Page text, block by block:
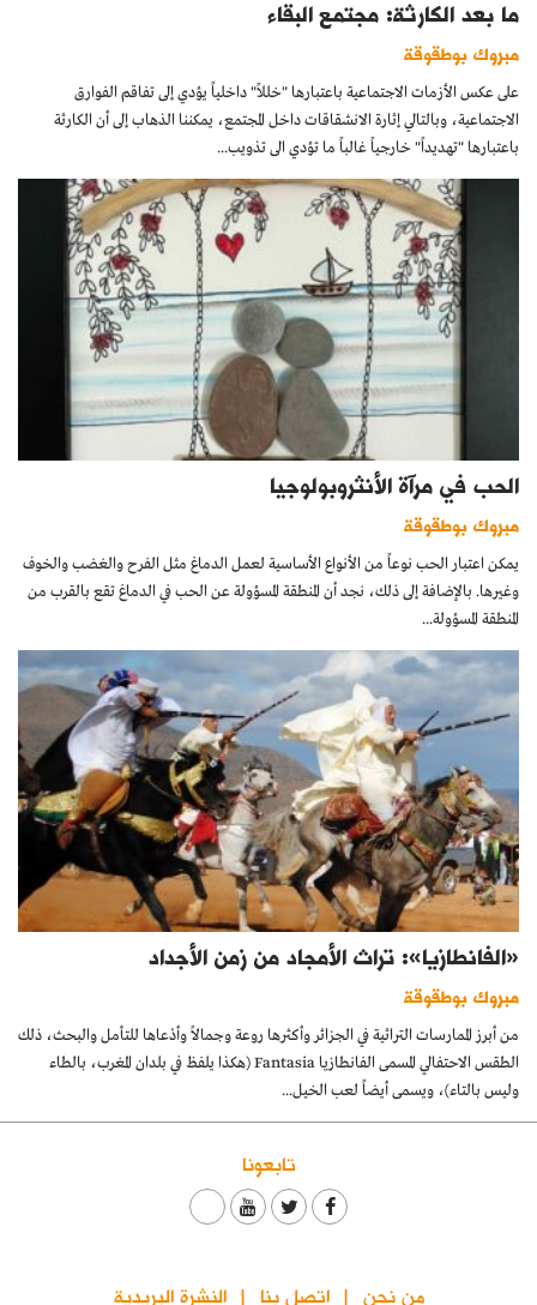
ما بعد الكارثة: مجتمع البقاء
مبروك بوطقوقة
على عكس الأزمات الاجتماعية باعتبارها "خللاً" داخلياً يؤدي إلى تفاقم الفوارق
الاجتماعية، وبالتالي إثارة الانشقاقات داخل المجتمع، يمكننا الذهاب إلى أن الكارثة
باعتبارها "تهديداً" خارجياً غالباً ما تؤدي الى تذويب...
الحب في مرآة الأنثروبولوجيا
مبروك بوطقوقة
يمكن اعتبار الحب نوعاً من الأنواع الأساسية لعمل الدماغ مثل الفرح والغضب والخوف
وغيرها. بالإضافة إلى ذلك، نجد أن المنطقة المسؤولة عن الحب في الدماغ تقع بالقرب من
المنطقة المسؤولة...
«الفانطازيا»: تراث الأمجاد من زمن الأجداد
مبروك بوطقوقة
من أبرز الممارسات التراثية في الجزائر وأكثرها روعة وجمالاً وأدْعاها للتأمل والبحث، ذلك
الطقس الاحتفالي المسمى الفانطازيا Fantasia (هكذا يلفظ في بلدان المغرب، بالطاء
وليس بالتاء)، ويسمى أيضاً لعب الخيل...
تابعونا
من نحن اتصل بنا النشرة البريدية